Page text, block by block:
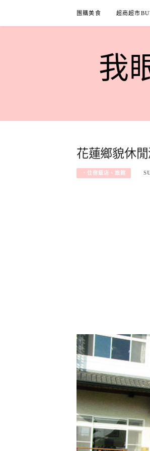
content
團購美食 超商超市
我
花蓮鄉貌休
‧住宿飯店、旅館